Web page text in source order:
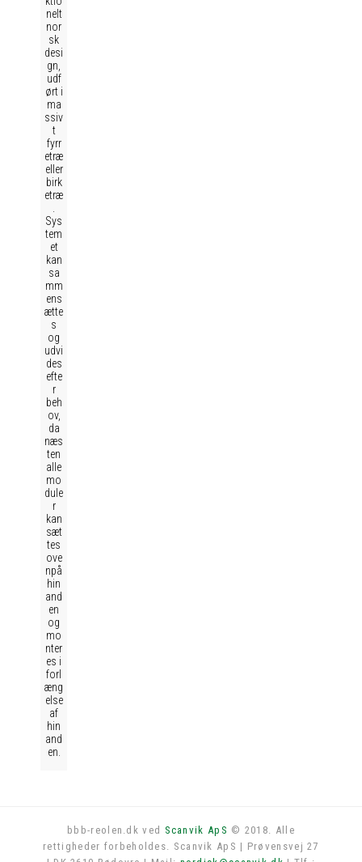
nelt
nor
sk
desi
gn,
udf
ørt i
ma
ssiv
t
fyrr
etræ
eller
birk
etræ
Sys
tem
et
kan
sa
mm
ens
ætte
s
og
udvi
des
efte
r
beh
ov,
da
næs
ten
alle
mo
dule
r
kan
sæt
tes
ove
npå
hin
and
en
og
mo
nter
es i
forl
æng
else
af
hin
and
en.
bbb-reolen.dk ved Scanvik ApS © 2018. Alle
rettigheder forbeholdes. Scanvik ApS | Prøvensvej 27